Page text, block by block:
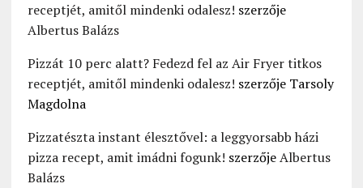
receptjét, amitől mindenki odalesz! szerzője
Albertus Balázs
Pizzát 10 perc alatt? Fedezd fel az Air Fryer titkos
receptjét, amitől mindenki odalesz! szerzője Tarsoly
Magdolna
Pizzatészta instant élesztővel: a leggyorsabb házi
pizza recept, amit imádni fogunk! szerzőjeAlbertus
Balázs